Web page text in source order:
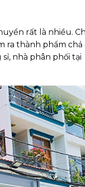
rất là nhiều.
ra thành phẩm chả
nhà phân phối tại